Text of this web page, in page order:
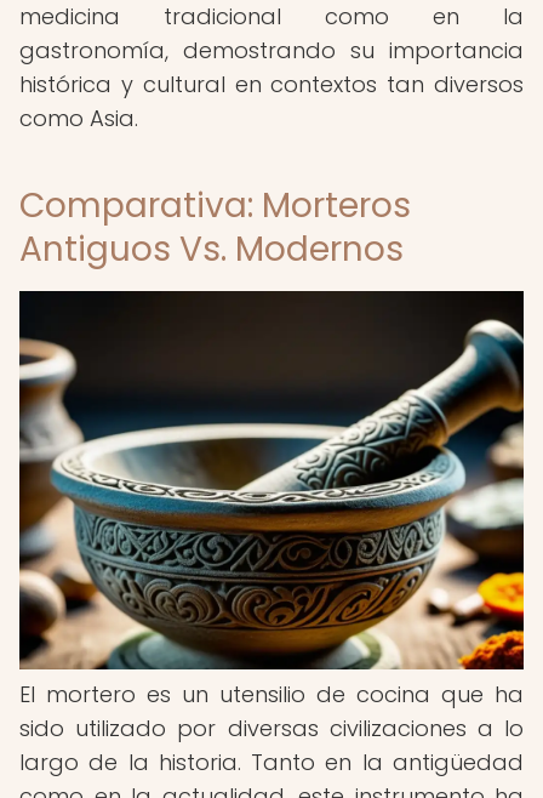
medicina tradicional como en la
gastronomía, demostrando su importancia
histórica y cultural en contextos tan diversos
como Asia.
Comparativa: Morteros
Antiguos Vs. Modernos
El mortero es un utensilio de cocina que ha
sido utilizado por diversas civilizaciones a lo
largo de la historia. Tanto en la antigüedad